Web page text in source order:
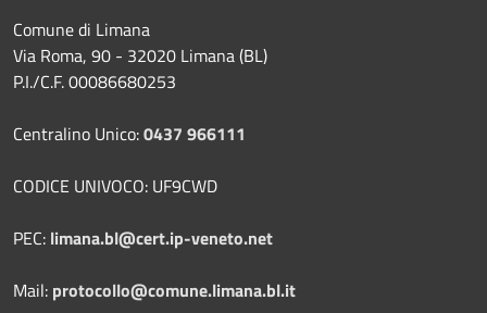
Comune di Limana
Via Roma, 90 - 32020 Limana (BL)
P.I./C.F. 00086680253
Centralino Unico:0437 966111
CODICE UNIVOCO: UF9CWD
PEC: limana.bl@cert.ip-veneto.net
Mail: protocollo@comune.limana.bl.it